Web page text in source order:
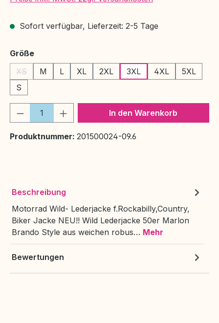
Sofort verfügbar, Lieferzeit: 2-5 Tage
Größeauswählen
XS
(Diese Option ist zurzeit nicht verfügbar.)
M L XL 2XL 3XL 4XL
5XL
S
Produkt Anzahl: Gib denIn den Warenkorb
Produktnummer: 201500024-09.6
Beschreibung
Motorrad Wild- Lederjacke f.Rockabilly,Country,
Biker Jacke NEU!! Wild Lederjacke 50er Marlon
Brando Style aus weichen robus… Mehr
Bewertungen